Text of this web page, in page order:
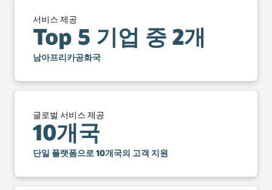
서비스 제공
Top 5 기업 중 2개
남아프리카공화국
글로벌 서비스 제공
10개국
단일 플랫폼으로 10개국의 고객 지원